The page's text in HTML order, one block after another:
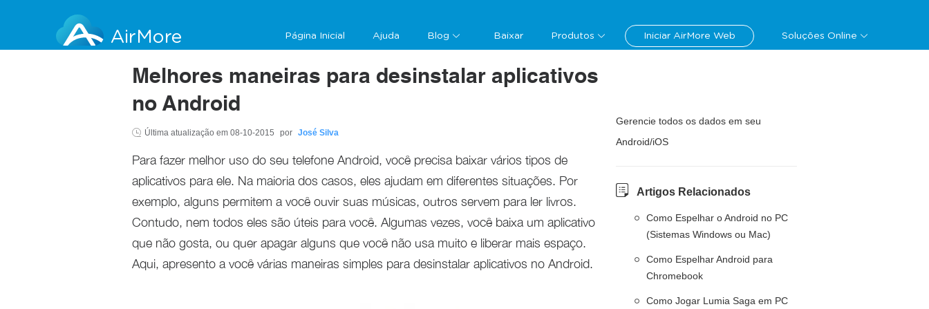
AirMore Página Inicial Ajuda Blog Baixar Produtos Iniciar AirMore Web Soluções Online
Melhores maneiras para desinstalar aplicativos
no Android
Última atualização em 08-10-2015 por José Silva
Para fazer melhor uso do seu telefone Android, você precisa baixar vários tipos de
aplicativos para ele. Na maioria dos casos, eles ajudam em diferentes situações. Por
exemplo, alguns permitem a você ouvir suas músicas, outros servem para ler livros.
Contudo, nem todos eles são úteis para você. Algumas vezes, você baixa um aplicativo
que não gosta, ou quer apagar alguns que você não usa muito e liberar mais espaço.
Aqui, apresento a você várias maneiras simples para desinstalar aplicativos no Android.
Gerencie todos os dados em seu
Android/iOS
Artigos Relacionados
Como Espelhar o Android no PC
(Sistemas Windows ou Mac)
Como Espelhar Android para
Chromebook
Como Jogar Lumia Saga em PC